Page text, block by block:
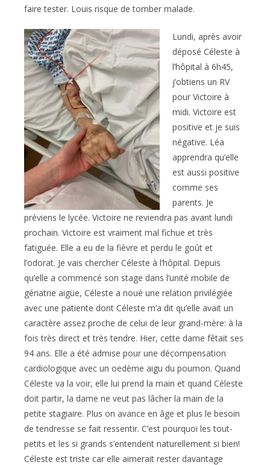
faire tester. Louis risque de tomber malade.
Lundi, après avoir
déposé Céleste à
l’hôpital à 6h45,
j’obtiens un RV
pour Victoire à
midi. Victoire est
positive et je suis
négative. Léa
apprendra qu’elle
est aussi positive
comme ses
parents. Je
préviens le lycée. Victoire ne reviendra pas avant lundi
prochain. Victoire est vraiment mal fichue et très
fatiguée. Elle a eu de la fièvre et perdu le goût et
l’odorat. Je vais chercher Céleste à l’hôpital. Depuis
qu’elle a commencé son stage dans l’unité mobile de
gériatrie aigüe, Céleste a noué une relation privilégiée
avec une patiente dont Céleste m’a dit qu’elle avait un
caractère assez proche de celui de leur grand-mère: à la
fois très direct et très tendre. Hier, cette dame fêtait ses
94 ans. Elle a été admise pour une décompensation
cardiologique avec un oedème aigu du poumon. Quand
Céleste va la voir, elle lui prend la main et quand Céleste
doit partir, la dame ne veut pas lâcher la main de la
petite stagiaire. Plus on avance en âge et plus le besoin
de tendresse se fait ressentir. C’est pourquoi les tout-
petits et les si grands s’entendent naturellement si bien!
Céleste est triste car elle aimerait rester davantage